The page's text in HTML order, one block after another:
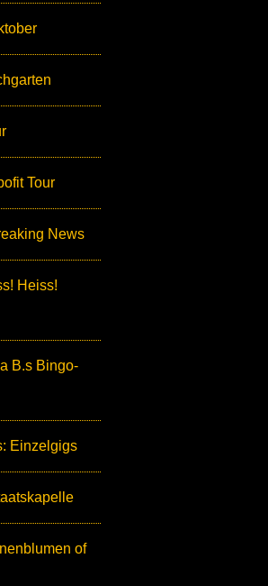
Tour
News
Heiss!
B.s Bingo-
Einzelgigs
of